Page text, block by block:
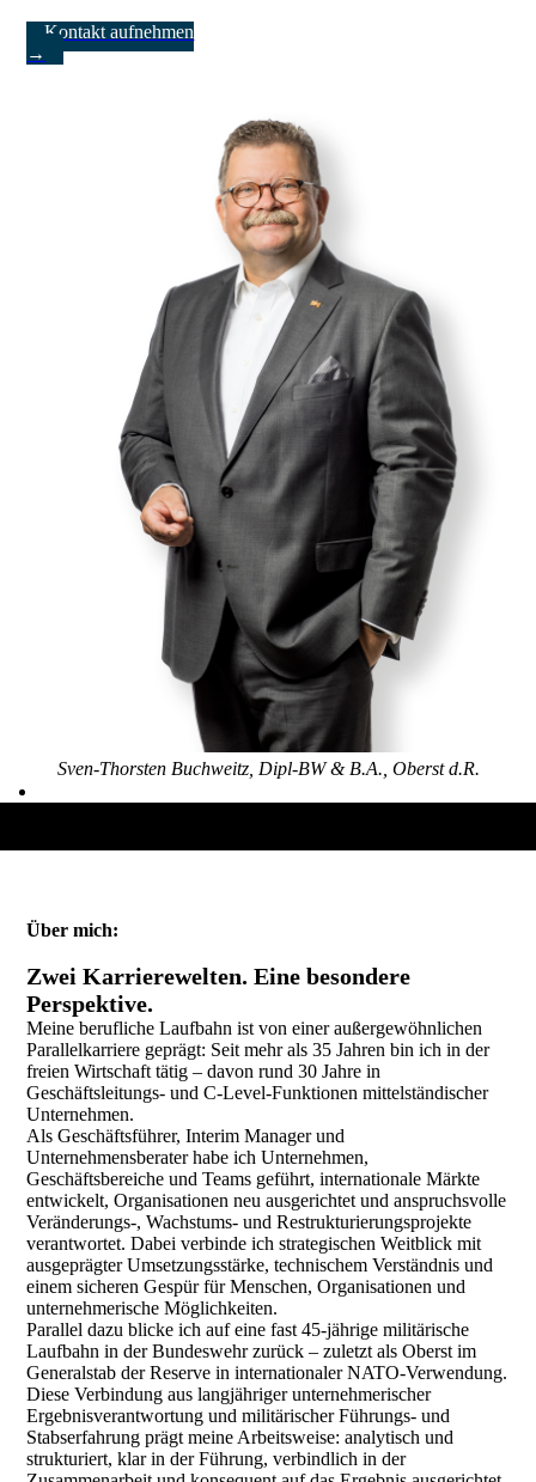
Kontakt aufnehmen
→
Sven-Thorsten Buchweitz, Dipl-BW & B.A., Oberst d.R.
Über mich:
Zwei Karrierewelten. Eine besondere
Perspektive.
Meine berufliche Laufbahn ist von einer außergewöhnlichen
Parallelkarriere geprägt: Seit mehr als 35 Jahren bin ich in der
freien Wirtschaft tätig – davon rund 30 Jahre in
Geschäftsleitungs- und C-Level-Funktionen mittelständischer
Unternehmen.
Als Geschäftsführer, Interim Manager und
Unternehmensberater habe ich Unternehmen,
Geschäftsbereiche und Teams geführt, internationale Märkte
entwickelt, Organisationen neu ausgerichtet und anspruchsvolle
Veränderungs-, Wachstums- und Restrukturierungsprojekte
verantwortet. Dabei verbinde ich strategischen Weitblick mit
ausgeprägter Umsetzungsstärke, technischem Verständnis und
einem sicheren Gespür für Menschen, Organisationen und
unternehmerische Möglichkeiten.
Parallel dazu blicke ich auf eine fast 45-jährige militärische
Laufbahn in der Bundeswehr zurück – zuletzt als Oberst im
Generalstab der Reserve in internationaler NATO-Verwendung.
Diese Verbindung aus langjähriger unternehmerischer
Ergebnisverantwortung und militärischer Führungs- und
Stabserfahrung prägt meine Arbeitsweise: analytisch und
strukturiert, klar in der Führung, verbindlich in der